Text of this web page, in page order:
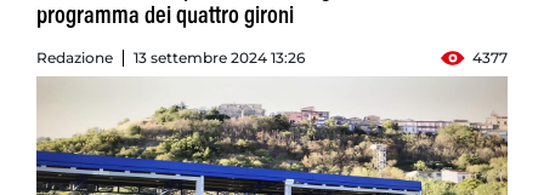
programma dei quattro gironi
Redazione 13 settembre 2024 13:26 4377